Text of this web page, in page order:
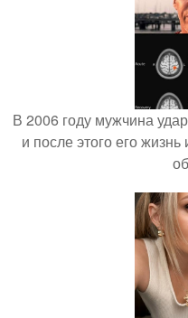
В 2006 году мужчина
и после этого его